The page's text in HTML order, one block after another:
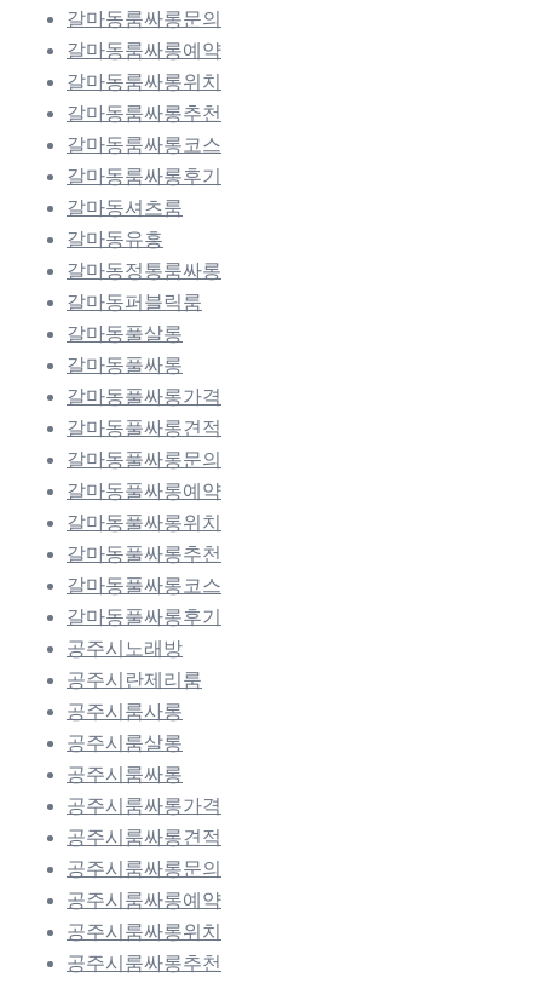
갈마동룸싸롱문의
갈마동룸싸롱예약
갈마동룸싸롱위치
갈마동룸싸롱추천
갈마동룸싸롱코스
갈마동룸싸롱후기
갈마동셔츠룸
갈마동유흥
갈마동정통룸싸롱
갈마동퍼블릭룸
갈마동풀살롱
갈마동풀싸롱
갈마동풀싸롱가격
갈마동풀싸롱견적
갈마동풀싸롱문의
갈마동풀싸롱예약
갈마동풀싸롱위치
갈마동풀싸롱추천
갈마동풀싸롱코스
갈마동풀싸롱후기
공주시노래방
공주시란제리룸
공주시룸사롱
공주시룸살롱
공주시룸싸롱
공주시룸싸롱가격
공주시룸싸롱견적
공주시룸싸롱문의
공주시룸싸롱예약
공주시룸싸롱위치
공주시룸싸롱추천